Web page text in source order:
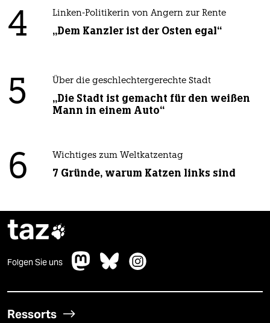
4 Linken-Politikerin von Angern zur Rente
„Dem Kanzler ist der Osten egal“
5 Über die geschlechtergerechte Stadt
„Die Stadt ist gemacht für den weißen
Mann in einem Auto“
6 Wichtiges zum Weltkatzentag
7 Gründe, warum Katzen links sind
taz
Folgen Sie uns
Ressorts